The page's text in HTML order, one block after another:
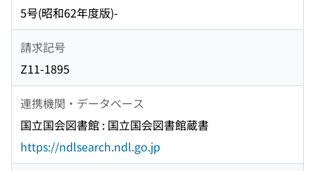
5号(昭和62年度版)-
請求記号
Z11-1895
連携機関・データベース
国立国会図書館 : 国立国会図書館蔵書
https://ndlsearch.ndl.go.jp